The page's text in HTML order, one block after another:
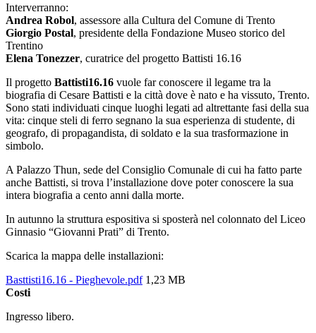
Interverranno:
Andrea Robol, assessore alla Cultura del Comune di Trento
Giorgio Postal, presidente della Fondazione Museo storico del
Trentino
Elena Tonezzer, curatrice del progetto Battisti 16.16
Il progetto Battisti16.16 vuole far conoscere il legame tra la
biografia di Cesare Battisti e la città dove è nato e ha vissuto, Trento.
Sono stati individuati cinque luoghi legati ad altrettante fasi della sua
vita: cinque steli di ferro segnano la sua esperienza di studente, di
geografo, di propagandista, di soldato e la sua trasformazione in
simbolo.
A Palazzo Thun, sede del Consiglio Comunale di cui ha fatto parte
anche Battisti, si trova l’installazione dove poter conoscere la sua
intera biografia a cento anni dalla morte.
In autunno la struttura espositiva si sposterà nel colonnato del Liceo
Ginnasio “Giovanni Prati” di Trento.
Scarica la mappa delle installazioni:
Basttisti16.16 - Pieghevole.pdf1,23 MB
Costi
Ingresso libero.